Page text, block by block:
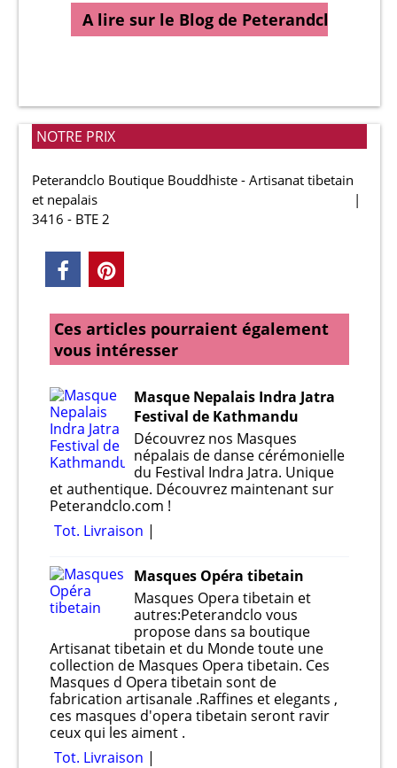
A lire sur le Blog de Peterandclo…
NOTRE PRIX
Peterandclo Boutique Bouddhiste - Artisanat tibetain
et nepalais
3416 - BTE 2
Ces articles pourraient également
vous intéresser
Masque Nepalais Indra Jatra
Festival de Kathmandu
Découvrez nos Masques
népalais de danse cérémonielle
du Festival Indra Jatra. Unique
et authentique. Découvrez maintenant sur
Peterandclo.com !
Tot. Livraison
Masques Opéra tibetain
Masques Opera tibetain et
autres:Peterandclo vous
propose dans sa boutique
Artisanat tibetain et du Monde toute une
collection de Masques Opera tibetain. Ces
Masques d Opera tibetain sont de
fabrication artisanale .Raffines et elegants ,
ces masques d'opera tibetain seront ravir
ceux qui les aiment .
Tot. Livraison